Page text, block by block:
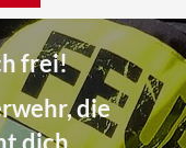
frei!
die
dich.